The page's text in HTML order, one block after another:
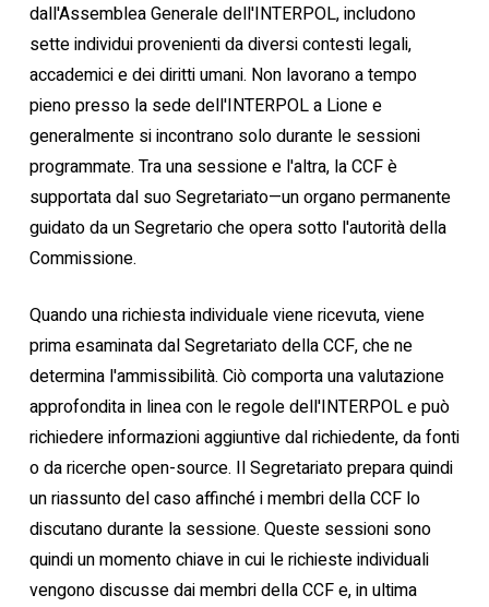
dall'Assemblea Generale dell'INTERPOL, includono
sette individui provenienti da diversi contesti legali,
accademici e dei diritti umani. Non lavorano a tempo
pieno presso la sede dell'INTERPOL a Lione e
generalmente si incontrano solo durante le sessioni
programmate. Tra una sessione e l'altra, la CCF è
supportata dal suo Segretariato—un organo permanente
guidato da un Segretario che opera sotto l'autorità della
Commissione.
Quando una richiesta individuale viene ricevuta, viene
prima esaminata dal Segretariato della CCF, che ne
determina l'ammissibilità. Ciò comporta una valutazione
approfondita in linea con le regole dell'INTERPOL e può
richiedere informazioni aggiuntive dal richiedente, da fonti
o da ricerche open-source. Il Segretariato prepara quindi
un riassunto del caso affinché i membri della CCF lo
discutano durante la sessione. Queste sessioni sono
quindi un momento chiave in cui le richieste individuali
vengono discusse dai membri della CCF e, in ultima